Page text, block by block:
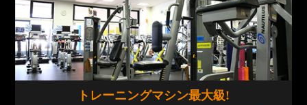
トレーニングマシン最大級!